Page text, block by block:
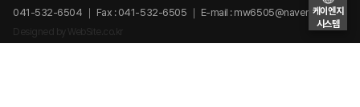
케이엔지
시스템
041-532-6504 ｜ Fax : 041-532-6505 ｜ E-mail : mw6505@naver.com
Designed by WebSite.co.kr